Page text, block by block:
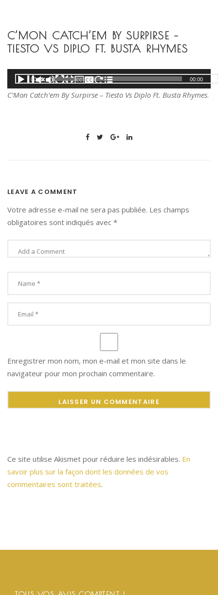
C’MON CATCH’EM BY SURPIRSE –
TIESTO VS DIPLO FT. BUSTA RHYMES
Lecteur
audio
00:00 00:00
C’Mon Catch’em By Surpirse – Tiesto Vs Diplo Ft. Busta Rhymes.
LEAVE A COMMENT
Votre adresse e-mail ne sera pas publiée. Les champs
obligatoires sont indiqués avec *
Enregistrer mon nom, mon e-mail et mon site dans le
navigateur pour mon prochain commentaire.
Ce site utilise Akismet pour réduire les indésirables. En
savoir plus sur la façon dont les données de vos
commentaires sont traitées.